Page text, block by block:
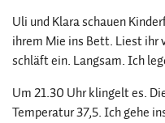
Uli und Klara schauen
ihrem Mie ins Bett. Liest ihr
schläft ein. Langsam. Ich
Um 21.30 Uhr klingelt es.
Temperatur 37,5. Ich gehe